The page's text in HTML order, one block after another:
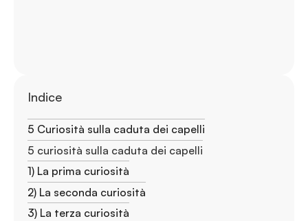
Indice
5 Curiosità sulla caduta dei capelli
5 curiosità sulla caduta dei capelli
1) La prima curiosità
2) La seconda curiosità
3) La terza curiosità